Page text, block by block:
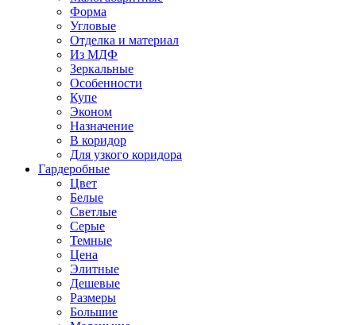
Форма
Угловые
Отделка и материал
Из МДФ
Зеркальные
Особенности
Купе
Эконом
Назначение
В коридор
Для узкого коридора
Гардеробные
Цвет
Белые
Светлые
Серые
Темные
Цена
Элитные
Дешевые
Размеры
Большие